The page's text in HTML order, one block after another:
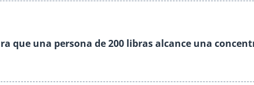
que una persona de 200 libras alcance una